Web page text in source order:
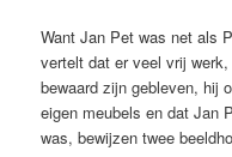
Want Jan Pet was net als
vertelt dat er veel vrij
bewaard zijn gebleven, hij
eigen meubels en dat Jan
was, bewijzen twee